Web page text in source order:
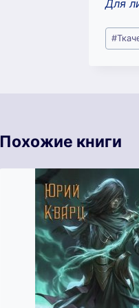
Для
#
Похожие книги